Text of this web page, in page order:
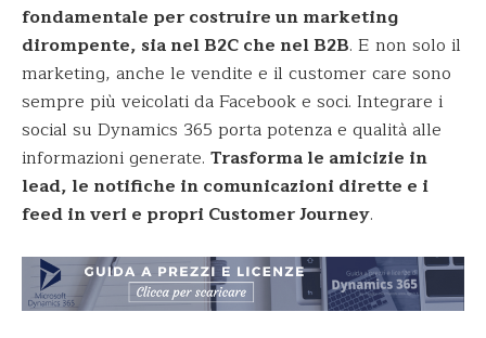
fondamentale per costruire un marketing
dirompente, sia nel B2C che nel B2B. E non solo il
marketing, anche le vendite e il customer care sono
sempre più veicolati da Facebook e soci. Integrare i
social su Dynamics 365 porta potenza e qualità alle
informazioni generate. Trasforma le amicizie in
lead, le notifiche in comunicazioni dirette e i
feed in veri e propri Customer Journey.